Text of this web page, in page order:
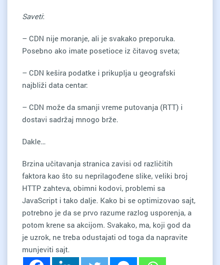
Saveti:
– CDN nije moranje, ali je svakako preporuka.
Posebno ako imate posetioce iz čitavog sveta;
– CDN kešira podatke i prikuplja u geografski
najbliži data centar:
– CDN može da smanji vreme putovanja (RTT) i
dostavi sadržaj mnogo brže.
Dakle…
Brzina učitavanja stranica zavisi od različitih
faktora kao što su neprilagođene slike, veliki broj
HTTP zahteva, obimni kodovi, problemi sa
JavaScript i tako dalje. Kako bi se optimizovao sajt,
potrebno je da se prvo razume razlog usporenja, a
potom krene sa akcijom. Svakako, ma, koji god da
je uzrok, ne treba odustajati od toga da napravite
munjeviti sajt.